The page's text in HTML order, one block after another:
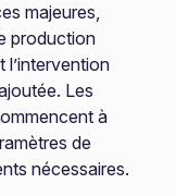
majeures,
production
l’intervention
Les
à
de
nécessaires.